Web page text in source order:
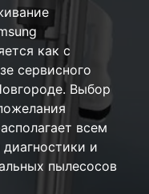
как с
сервисного
Выбор
всем
и
пылесосов